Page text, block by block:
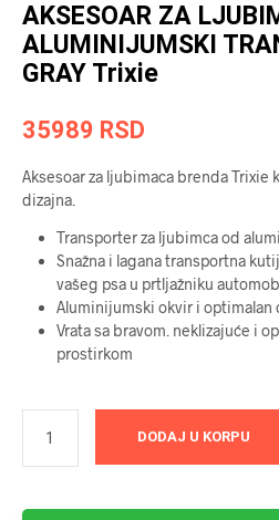
AKSESOAR ZA
ALUMINIJUMSKI
GRAY Trixie
35989 RSD
Aksesoar za ljubimaca brenda Trixie
dizajna.
Transporter za ljubimca od
Snažna i lagana transportna
vašeg psa u prtljažniku
Aluminijumski okvir i optimalan
Vrata sa bravom. neklizajuće i
prostirkom
DODAJ U KORPU